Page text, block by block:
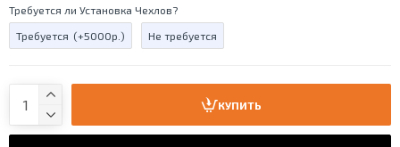
Требуется ли Установка Чехлов?
Требуется (+5000р.) Не требуется
КУПИТЬ